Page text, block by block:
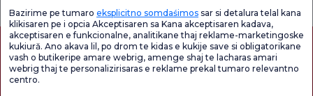
Bazirime pe tumaro eksplicitno somdaśimos sar si detalura telal kana
klikisaren pe i opcia Akceptisaren sa Kana akceptisaren kadava,
akceptisaren e funkcionalne, analitikane thaj reklame-marketingoske
kukiură. Ano akava lil, po drom te kidas e kukije save si obligatorikane
vash o butikeripe amare webrig, amenge shaj te lacharas amari
webrig thaj te personalizirisaras e reklame prekal tumaro relevantno
centro.